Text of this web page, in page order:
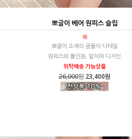
뽀글이 베어 원피스 슬립
■
뽀글이 소재의 곰돌이 디테일
원피스와 올인원, 앞치마 디자인
위탁배송 가능상품
26,000원 23,400원